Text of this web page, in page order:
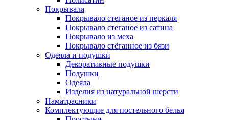
Покрывала
Покрывало стеганое из перкаля
Покрывало стеганое из сатина
Покрывало из меха
Покрывало стёганное из бязи
Одеяла и подушки
Декоративные подушки
Подушки
Одеяла
Изделия из натуральной шерсти
Наматраcники
Комплектующие для постельного белья